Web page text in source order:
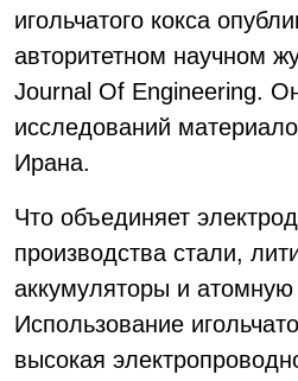
игольчатого кокса
авторитетном научном
Journal Of Engineering.
исследований
Ирана.
Что объединяет
производства стали,
аккумуляторы и атомную
Использование
высокая